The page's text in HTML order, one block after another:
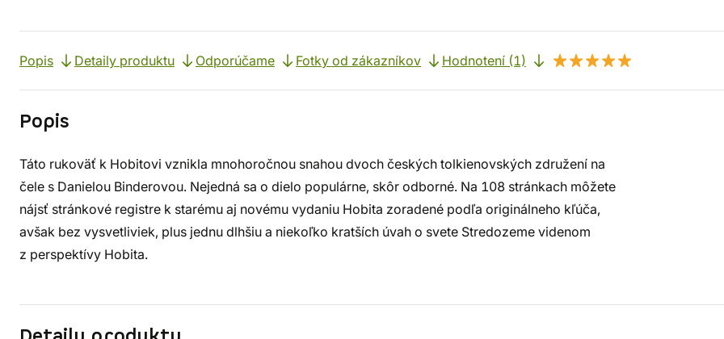
Popis Detaily produktu Odporúčame Fotky od zákazníkov Hodnotení (1)
Popis
Táto rukoväť k Hobitovi vznikla mnohoročnou snahou dvoch českých tolkienovských združení na
čele s Danielou Binderovou. Nejedná sa o dielo populárne, skôr odborné. Na 108 stránkach môžete
nájsť stránkové registre k starému aj novému vydaniu Hobita zoradené podľa originálneho kľúča,
avšak bez vysvetliviek, plus jednu dlhšiu a niekoľko kratších úvah o svete Stredozeme videnom
z perspektívy Hobita.